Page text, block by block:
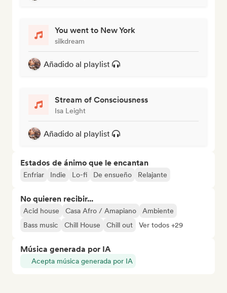
You went to New York
silkdream
Añadido al playlist
Stream of Consciousness
Isa Leight
Añadido al playlist
Estados de ánimo que le encantan
Enfriar Indie Lo-fi De ensueño Relajante
No quieren recibir...
Acid house Casa Afro / Amapiano
Ambiente
Bass music
Chill House Chill out Ver todos +29
Música generada por IA
Acepta música generada por IA